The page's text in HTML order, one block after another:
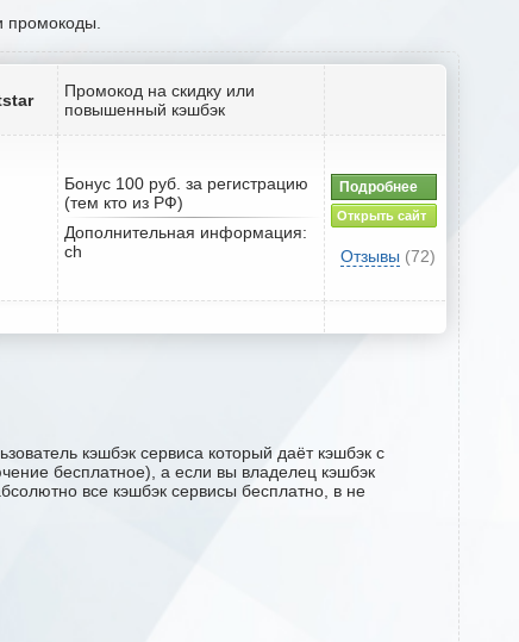
промокоды.
Промокод на скидку или
повышенный кэшбэк
Бонус 100 руб. за регистрацию
(тем кто из РФ)
Дополнительная информация:
ch
Подробнее
Открыть сайт
Отзывы (72)
кэшбэк сервиса который даёт кэшбэк с
бесплатное), а если вы владелец кэшбэк
все кэшбэк сервисы бесплатно, в не